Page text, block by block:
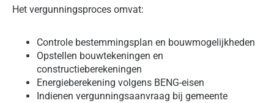
Het vergunningsproces omvat:
Controle bestemmingsplan en bouwmogelijkheden
Opstellen bouwtekeningen en
constructieberekeningen
Energieberekening volgens BENG-eisen
Indienen vergunningsaanvraag bij gemeente